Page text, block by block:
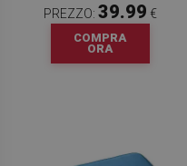
PREZZO: 39.99 €
COMPRA
ORA